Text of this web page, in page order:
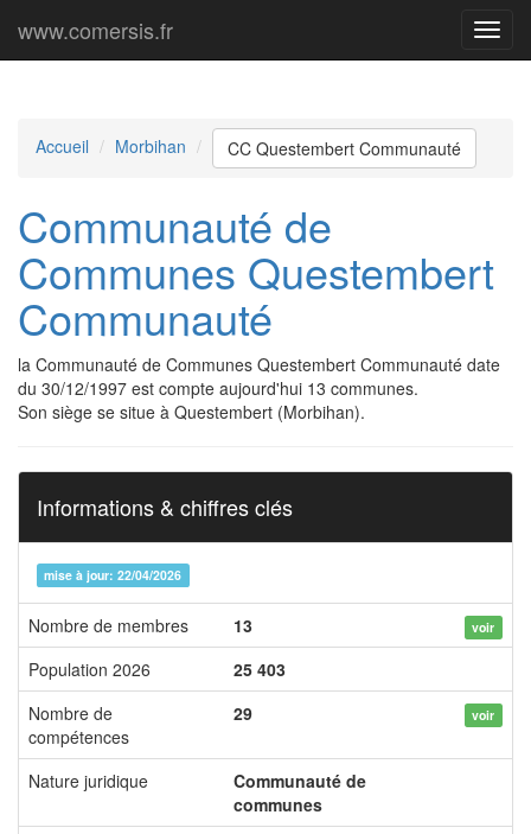
Menu
www.comersis.fr
Accueil Morbihan CC Questembert Communauté
Communauté de
Communes Questembert
Communauté
la Communauté de Communes Questembert Communauté date
du 30/12/1997 est compte aujourd'hui 13 communes.
Son siège se situe à Questembert (Morbihan).
Informations & chiffres clés
mise à jour: 22/04/2026
Nombre de membres 13 voir
Population 2026
25 403
Nombre de
compétences
29 voir
Nature juridique
Communauté de
communes